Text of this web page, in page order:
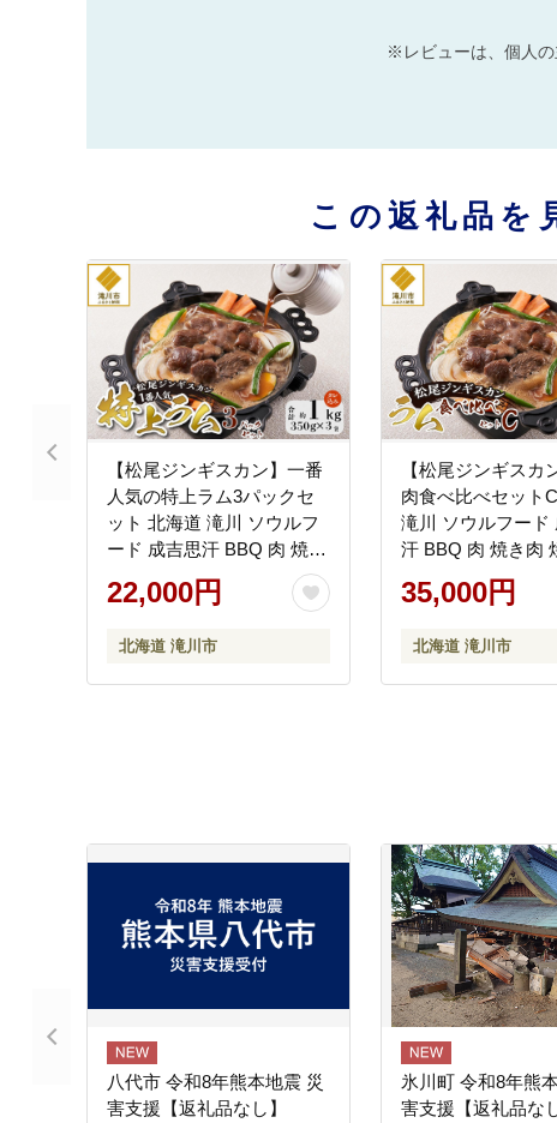
※レビューは、個人の
この返礼品を
【松尾ジンギスカン】一番
人気の特上ラム3パックセ
ット 北海道 滝川 ソウルフ
ード 成吉思汗 BBQ 肉 焼き
肉 焼肉 バーべキュー ラム
マトン ラム肉 羊 羊肉 ジン
冷凍 おすすめ
22,000円
北海道 滝川市
【松尾ジンギスカ
肉食べ比べセット
滝川 ソウルフード
汗 BBQ 肉 焼き肉
ーべキュー ラム
ム肉 羊 羊肉 ジン
すめ
35,000円
北海道 滝川市
八代市 令和8年熊本地震 災
害支援【返礼品なし】
氷川町 令和8年熊
害支援【返礼品な